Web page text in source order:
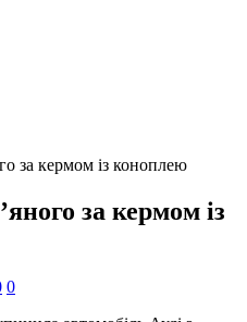
за кермом із коноплею
за кермом із
0